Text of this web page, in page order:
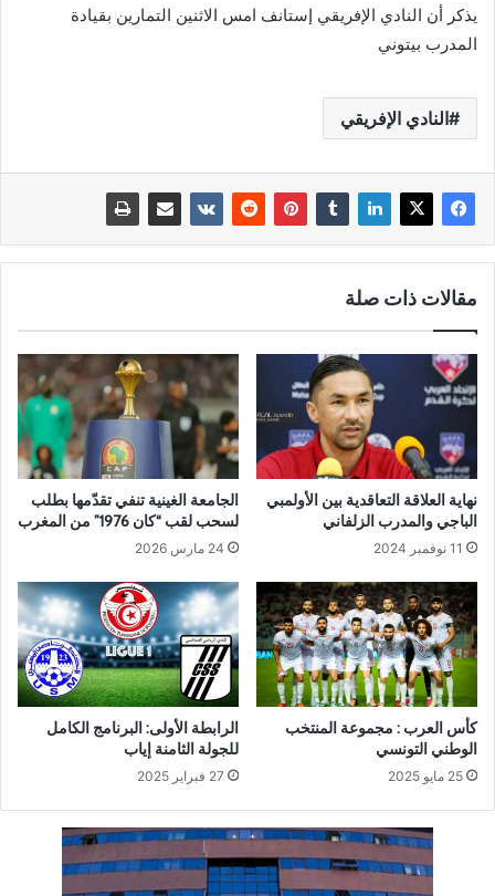
يذكر أن النادي الإفريقي إستانف امس الاثنين التمارين بقيادة
المدرب بيتوني
النادي الإفريقي
مقالات ذات صلة
نهاية العلاقة التعاقدية بين الأولمبي
الباجي والمدرب الزلفاني
11 نوفمبر 2024
الجامعة الغينية تنفي تقدّمها بطلب
لسحب لقب “كان 1976” من المغرب
24 مارس 2026
كأس العرب : مجموعة المنتخب
الوطني التونسي
25 مايو 2025
الرابطة الأولى: البرنامج الكامل
للجولة الثامنة إياب
27 فبراير 2025